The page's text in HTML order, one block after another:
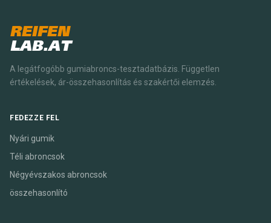
REIFEN
LAB.AT
A legátfogóbb gumiabroncs-tesztadatbázis. Független
értékelések, ár-összehasonlítás és szakértői elemzés.
FEDEZZE FEL
Nyári gumik
Téli abroncsok
Négyévszakos abroncsok
összehasonlító